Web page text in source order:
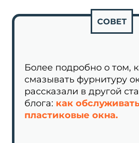
СОВЕТ
Более подробно о том,
смазывать фурнитуру
рассказали в другой
блога: как
пластиковые окна.